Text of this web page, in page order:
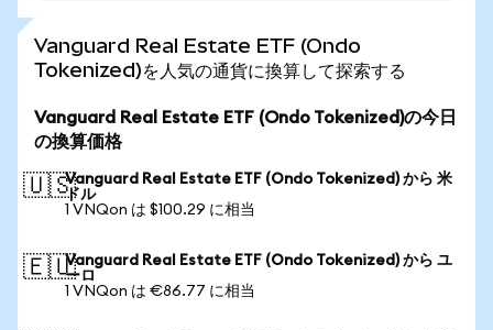
Vanguard Real Estate ETF (Ondo
Tokenized)を人気の通貨に換算して探索する
Vanguard Real Estate ETF (Ondo Tokenized)の今日
の換算価格
🇺🇸Vanguard Real Estate ETF (Ondo Tokenized) から 米
ドル
1 VNQon は $100.29 に相当
🇪🇺Vanguard Real Estate ETF (Ondo Tokenized) から ユ
ーロ
1 VNQon は €86.77 に相当